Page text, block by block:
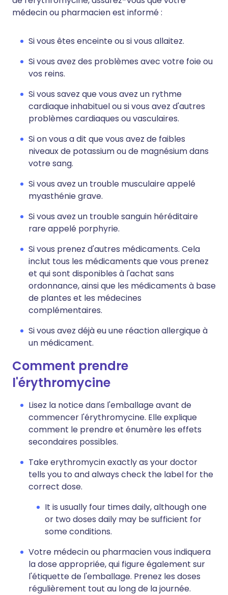
médecin ou pharmacien est informé :
Si vous êtes enceinte ou si vous allaitez.
Si vous avez des problèmes avec votre foie ou
vos reins.
Si vous savez que vous avez un rythme
cardiaque inhabituel ou si vous avez d'autres
problèmes cardiaques ou vasculaires.
Si on vous a dit que vous avez de faibles
niveaux de potassium ou de magnésium dans
votre sang.
Si vous avez un trouble musculaire appelé
myasthénie grave.
Si vous avez un trouble sanguin héréditaire
rare appelé porphyrie.
Si vous prenez d'autres médicaments. Cela
inclut tous les médicaments que vous prenez
et qui sont disponibles à l'achat sans
ordonnance, ainsi que les médicaments à base
de plantes et les médecines
complémentaires.
Si vous avez déjà eu une réaction allergique à
un médicament.
Comment prendre
l'érythromycine
Lisez la notice dans l'emballage avant de
commencer l'érythromycine. Elle explique
comment le prendre et énumère les effets
secondaires possibles.
Take erythromycin exactly as your doctor
tells you to and always check the label for the
correct dose.
It is usually four times daily, although one
or two doses daily may be sufficient for
some conditions.
Votre médecin ou pharmacien vous indiquera
la dose appropriée, qui figure également sur
l'étiquette de l'emballage. Prenez les doses
régulièrement tout au long de la journée.